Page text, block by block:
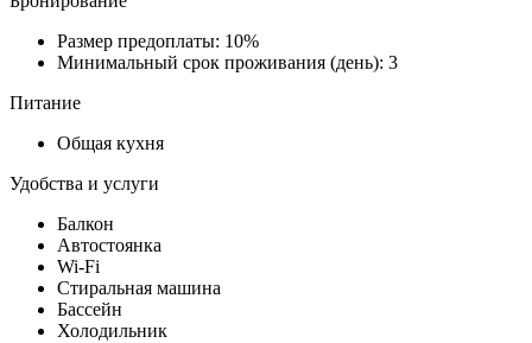
Размер предоплаты: 10%
Минимальный срок проживания (день): 3
Питание
Общая кухня
Удобства и услуги
Балкон
Автостоянка
Wi-Fi
Стиральная машина
Бассейн
Холодильник